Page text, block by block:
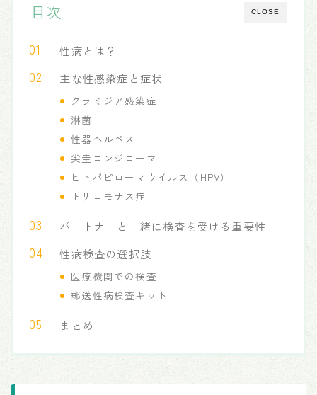
CLOSE
目次
性病とは？
主な性感染症と症状
クラミジア感染症
淋菌
性器ヘルペス
尖圭コンジローマ
ヒトパピローマウイルス（HPV）
トリコモナス症
パートナーと一緒に検査を受ける重要性
性病検査の選択肢
医療機関での検査
郵送性病検査キット
まとめ